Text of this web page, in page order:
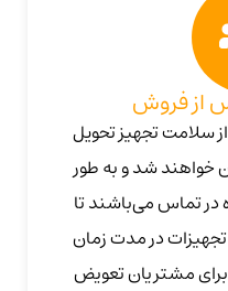
از فروش
سلامت تجهیز تحویل
شد و به طور
در تماس می‌باشند تا
در مدت زمان
برای مشتریان تعویض